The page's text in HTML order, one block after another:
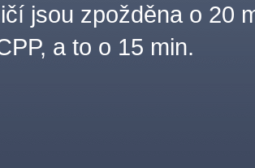
jsou zpožděna o 20
a to o 15 min.